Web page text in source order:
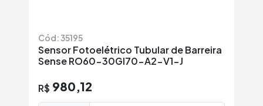
Cód: 35195
Sensor Fotoelétrico Tubular de Barreira
Sense RO60-30GI70-A2-V1-J
R$ 980,12